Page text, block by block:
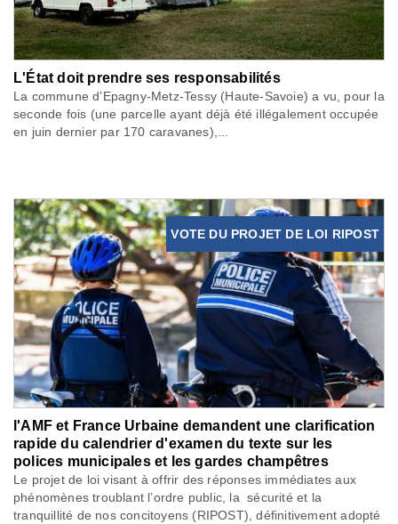
L'État doit prendre ses responsabilités
La commune d’Epagny-Metz-Tessy (Haute-Savoie) a vu, pour la
seconde fois (une parcelle ayant déjà été illégalement occupée
en juin dernier par 170 caravanes),...
VOTE DU PROJET DE LOI RIPOST
l'AMF et France Urbaine demandent une clarification
rapide du calendrier d'examen du texte sur les
polices municipales et les gardes champêtres
Le projet de loi visant à offrir des réponses immédiates aux
phénomènes troublant l’ordre public, la sécurité et la
tranquillité de nos concitoyens (RIPOST), définitivement adopté